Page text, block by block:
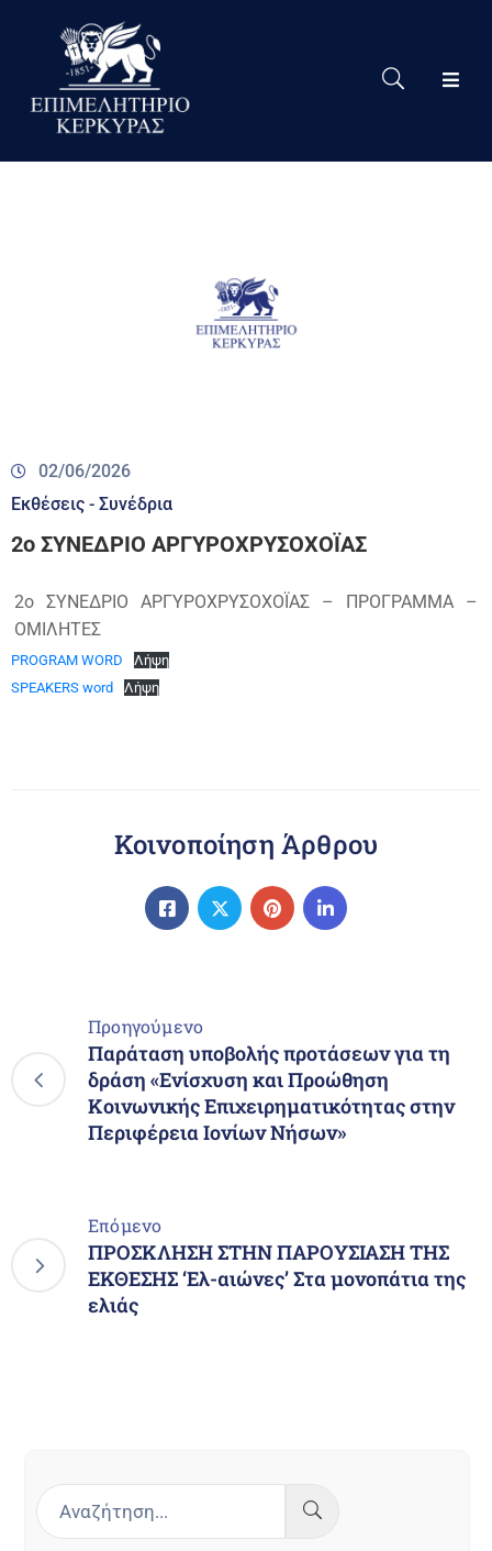
Το
Eπιμελητήριο
02/06/2026
Εκθέσεις - Συνέδρια
2ο ΣΥΝΕΔΡΙΟ ΑΡΓΥΡΟΧΡΥΣΟΧΟΪΑΣ
2ο ΣΥΝΕΔΡΙΟ ΑΡΓΥΡΟΧΡΥΣΟΧΟΪΑΣ – ΠΡΟΓΡΑΜΜΑ –
ΟΜΙΛΗΤΕΣ
PROGRAM WORD
Λήψη
SPEAKERS word
Λήψη
Κοινοποίηση Άρθρου
Προηγούμενο
Παράταση υποβολής προτάσεων για τη
δράση «Ενίσχυση και Προώθηση
Κοινωνικής Επιχειρηματικότητας στην
Περιφέρεια Ιονίων Νήσων»
Επόμενο
ΠΡΟΣΚΛΗΣΗ ΣΤΗΝ ΠΑΡΟΥΣΙΑΣΗ ΤΗΣ
ΕΚΘΕΣΗΣ ‘Ελ-αιώνες’ Στα μονοπάτια της
ελιάς